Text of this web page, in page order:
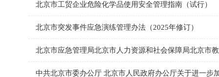
北京市工贸企业危险化学品使用安全管理指南（试行）
北京市突发事件应急演练管理办法（2025年修订）
中共北京市委办公厅 北京市人民政府办公厅关于进一步